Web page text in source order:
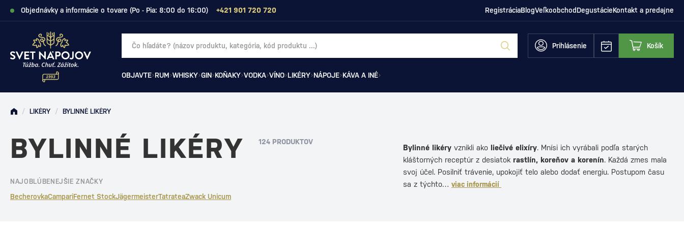
Objednávky a informácie o tovare (Po - Pia: 8:00 do 16:00) +421 901 720 720 RegistráciaBlogVeľkoobchodDegustácieKontakt a predajne
Prihlásenie Košík
OBJAVTE RUM WHISKY GIN KOŇAKY VODKA VÍNO LIKÉRY NÁPOJE KÁVA A INÉ
/ LIKÉRY / BYLINNÉ LIKÉRY
BYLINNÉ LIKÉRY 124 PRODUKTOV
NAJOBLÚBENEJŠIE ZNAČKY
BecherovkaCampariFernet StockJägermeisterTatrateaZwack Unicum
Bylinné likéry vznikli ako liečivé elixíry. Mnísi ich vyrábali podľa starých
kláštorných receptúr z desiatok rastlín, koreňov a korenín. Každá zmes mala
svoj účel. Posilniť trávenie, upokojiť telo alebo dodať energiu. Postupom času
sa z týchto… viac informácií